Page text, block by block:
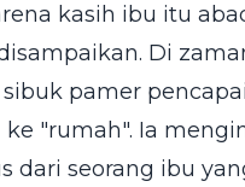
kasih ibu itu
Di
pamer
"rumah". Ia
dari seorang ibu